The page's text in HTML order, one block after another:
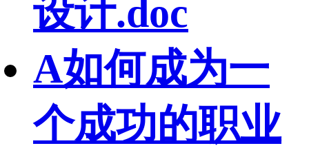
设计.doc
A如何成为一
个成功的职业